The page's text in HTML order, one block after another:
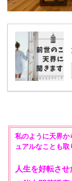
私のように天界か
ュアルなことも取
人生を好転さ